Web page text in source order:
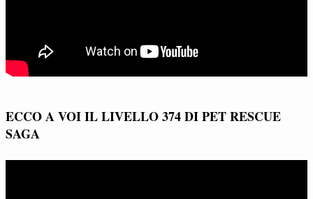
ECCO A VOI IL LIVELLO 374 DI PET RESCUE
SAGA